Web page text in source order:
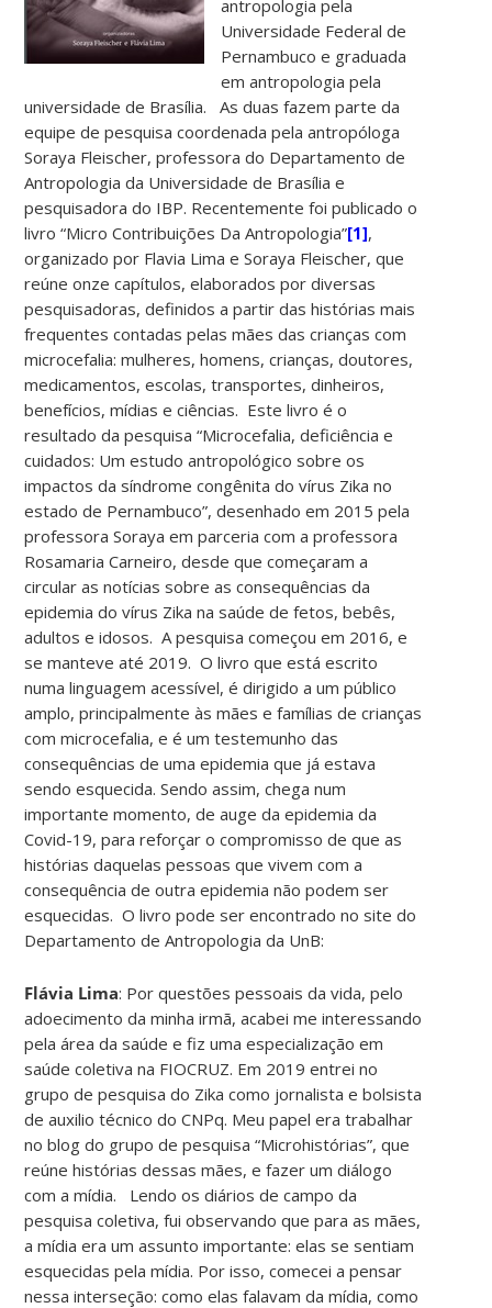
antropologia pela
Universidade Federal de
Pernambuco e graduada
em antropologia pela
universidade de Brasília. As duas fazem parte da
equipe de pesquisa coordenada pela antropóloga
Soraya Fleischer, professora do Departamento de
Antropologia da Universidade de Brasília e
pesquisadora do IBP. Recentemente foi publicado o
livro “Micro Contribuições Da Antropologia”[1],
organizado por Flavia Lima e Soraya Fleischer, que
reúne onze capítulos, elaborados por diversas
pesquisadoras, definidos a partir das histórias mais
frequentes contadas pelas mães das crianças com
microcefalia: mulheres, homens, crianças, doutores,
medicamentos, escolas, transportes, dinheiros,
benefícios, mídias e ciências. Este livro é o
resultado da pesquisa “Microcefalia, deficiência e
cuidados: Um estudo antropológico sobre os
impactos da síndrome congênita do vírus Zika no
estado de Pernambuco”, desenhado em 2015 pela
professora Soraya em parceria com a professora
Rosamaria Carneiro, desde que começaram a
circular as notícias sobre as consequências da
epidemia do vírus Zika na saúde de fetos, bebês,
adultos e idosos. A pesquisa começou em 2016, e
se manteve até 2019. O livro que está escrito
numa linguagem acessível, é dirigido a um público
amplo, principalmente às mães e famílias de crianças
com microcefalia, e é um testemunho das
consequências de uma epidemia que já estava
sendo esquecida. Sendo assim, chega num
importante momento, de auge da epidemia da
Covid-19, para reforçar o compromisso de que as
histórias daquelas pessoas que vivem com a
consequência de outra epidemia não podem ser
esquecidas. O livro pode ser encontrado no site do
Departamento de Antropologia da UnB:
Flávia Lima: Por questões pessoais da vida, pelo
adoecimento da minha irmã, acabei me interessando
pela área da saúde e fiz uma especialização em
saúde coletiva na FIOCRUZ. Em 2019 entrei no
grupo de pesquisa do Zika como jornalista e bolsista
de auxilio técnico do CNPq. Meu papel era trabalhar
no blog do grupo de pesquisa “Microhistórias”, que
reúne histórias dessas mães, e fazer um diálogo
com a mídia. Lendo os diários de campo da
pesquisa coletiva, fui observando que para as mães,
a mídia era um assunto importante: elas se sentiam
esquecidas pela mídia. Por isso, comecei a pensar
nessa interseção: como elas falavam da mídia, como